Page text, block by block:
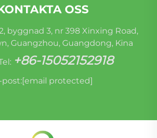
OSS
byggnad 3, nr 398 Xinxing Road,
Guangzhou, Guangdong, Kina
+86-15052152918
post:[email protected]